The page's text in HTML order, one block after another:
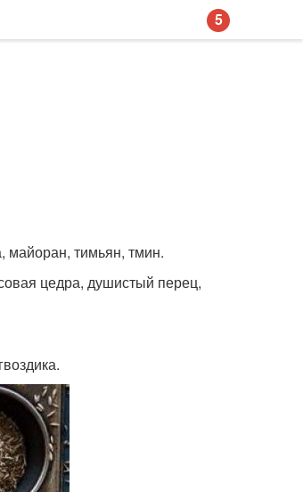
майоран, тимьян, тмин.
цедра, душистый перец,
5